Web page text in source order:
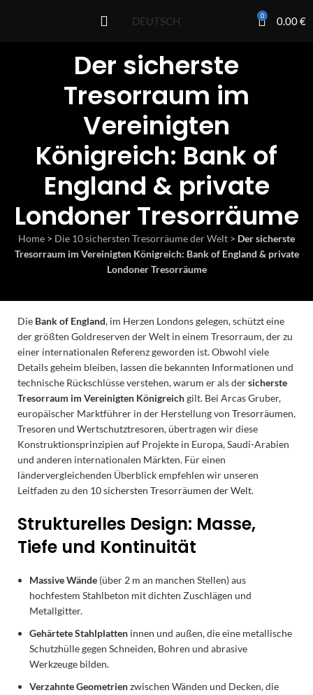
DEUTSCH 0 0.00€
Der sicherste
Tresorraum im
Vereinigten
Königreich: Bank of
England & private
Londoner Tresorräume
Home > Die 10 sichersten Tresorräume der Welt > Der sicherste
Tresorraum im Vereinigten Königreich: Bank of England & private
Londoner Tresorräume
Die Bank of England, im Herzen Londons gelegen, schützt eine
der größten Goldreserven der Welt in einem Tresorraum, der zu
einer internationalen Referenz geworden ist. Obwohl viele
Details geheim bleiben, lassen die bekannten Informationen und
technische Rückschlüsse verstehen, warum er als dersicherste
Tresorraum im Vereinigten Königreichgilt. Bei Arcas Gruber,
europäischer Marktführer in der Herstellung von Tresorräumen,
Tresoren und Wertschutztresoren, übertragen wir diese
Konstruktionsprinzipien auf Projekte in Europa, Saudi-Arabien
und anderen internationalen Märkten. Für einen
ländervergleichenden Überblick empfehlen wir unseren
Leitfaden zu den 10 sichersten Tresorräumen der Welt.
Strukturelles Design: Masse,
Tiefe und Kontinuität
Massive Wände (über 2 m an manchen Stellen) aus
hochfestem Stahlbeton mit dichten Zuschlägen und
Metallgitter.
Gehärtete Stahlplatten innen und außen, die eine metallische
Schutzhülle gegen Schneiden, Bohren und abrasive
Werkzeuge bilden.
Verzahnte Geometrienzwischen Wänden und Decken, die